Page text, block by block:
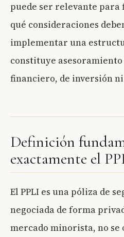
puede ser relevante para
qué consideraciones
implementar una
constituye
financiero, de inversión ni
Definición
exactamente el
El PPLI es una póliza de
negociada de forma
mercado minorista, no se